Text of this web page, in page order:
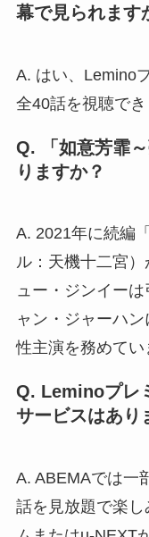
幕で見られます
A. はい、Lemino
全40話を視聴でき
Q. 「如意芳霏
りますか？
A. 2021年に続編
ル：天機十二宮
ュー・ジンイー
ャン・ジャーハ
性主演を務めてい
Q. Leminoプレ
サービスはあり
A. ABEMAでは一
話を見放題で楽